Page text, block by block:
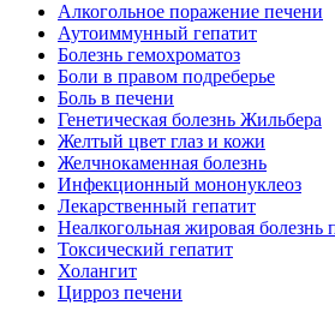
Алкогольное поражение печени
Аутоиммунный гепатит
Болезнь гемохроматоз
Боли в правом подреберье
Боль в печени
Генетическая болезнь Жильбера
Желтый цвет глаз и кожи
Желчнокаменная болезнь
Инфекционный мононуклеоз
Лекарственный гепатит
Неалкогольная жировая болезнь
Токсический гепатит
Холангит
Цирроз печени